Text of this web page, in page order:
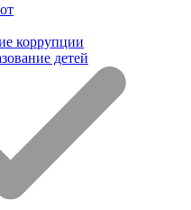
коррупции
детей